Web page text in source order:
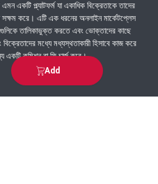
Add
একটি প্ল্যাটফর্ম যা একাধিক বিক্রেতাকে তাদের
সক্ষম করে। এটি এক ধরনের অনলাইন মার্কেটপ্লেস
তালিকাভুক্ত করতে এবং ভোক্তাদের কাছে
মধ্যে মধ্যস্থতাকারী হিসাবে কাজ করে
একটি কমিশন বা ফি চার্জ করে।